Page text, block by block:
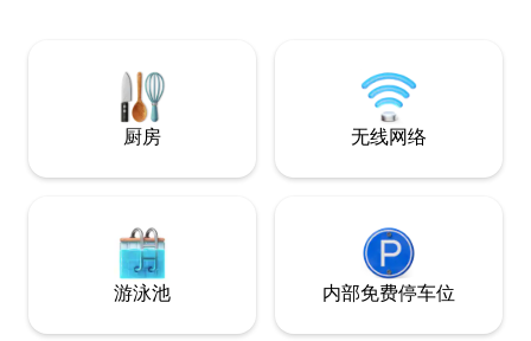
厨房 无线网络
游泳池 内部免费停车位